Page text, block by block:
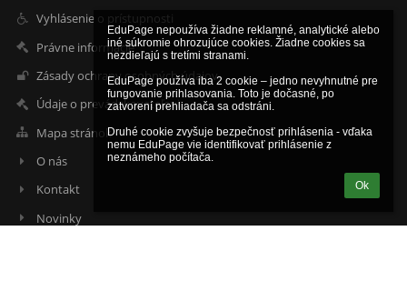
EduPage nepoužíva žiadne reklamné, analytické alebo
iné súkromie ohrozujúce cookies. Žiadne cookies sa
nezdieľajú s tretími stranami.
EduPage používa iba 2 cookie – jedno nevyhnutné pre
fungovanie prihlasovania. Toto je dočasné, po
zatvorení prehliadača sa odstráni.
Druhé cookie zvyšuje bezpečnosť prihlásenia - vďaka
nemu EduPage vie identifikovať prihlásenie z
neznámeho počítača.
Ok
Vyhlásenie o prístupnosti
Právne informácie
Zásady ochrany osobných údajov
Údaje o prevádzkovateľovi
Mapa stránok
O nás
Kontakt
Novinky